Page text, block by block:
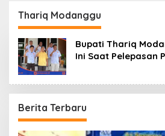
Thariq Modanggu
Bupati Thariq
Ini Saat Pelepasan
Berita Terbaru